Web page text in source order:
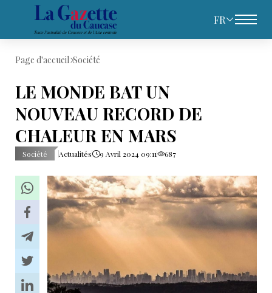
FR
Page d'accueil Société
LE MONDE BAT UN
NOUVEAU RECORD DE
CHALEUR EN MARS
Société Actualités 9 Avril 2024 09:11 687